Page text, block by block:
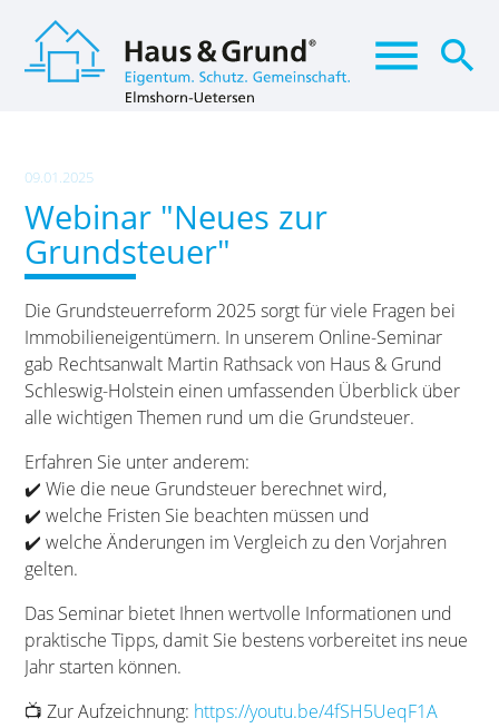
menu search
Suchbegriffe
09.01.2025
Webinar "Neues zur
Grundsteuer"
Die Grundsteuerreform 2025 sorgt für viele Fragen bei
Immobilieneigentümern. In unserem Online-Seminar
gab Rechtsanwalt Martin Rathsack von Haus & Grund
Schleswig-Holstein einen umfassenden Überblick über
alle wichtigen Themen rund um die Grundsteuer.
Erfahren Sie unter anderem:
✔️ Wie die neue Grundsteuer berechnet wird,
✔️ welche Fristen Sie beachten müssen und
✔️ welche Änderungen im Vergleich zu den Vorjahren
gelten.
Das Seminar bietet Ihnen wertvolle Informationen und
praktische Tipps, damit Sie bestens vorbereitet ins neue
Jahr starten können.
📺 Zur Aufzeichnung: https://youtu.be/4fSH5UeqF1A